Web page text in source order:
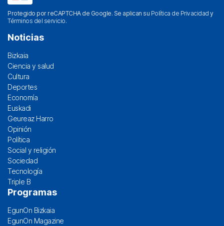
Protegido por reCAPTCHA de Google. Se aplican su Política de Privacidad y
Términos del servicio.
Noticias
Bizkaia
Ciencia y salud
Cultura
Deportes
Economía
Euskadi
Geureaz Harro
Opinión
Política
Social y religión
Sociedad
Tecnología
Triple B
Programas
EgunOn Bizkaia
EgunOn Magazine